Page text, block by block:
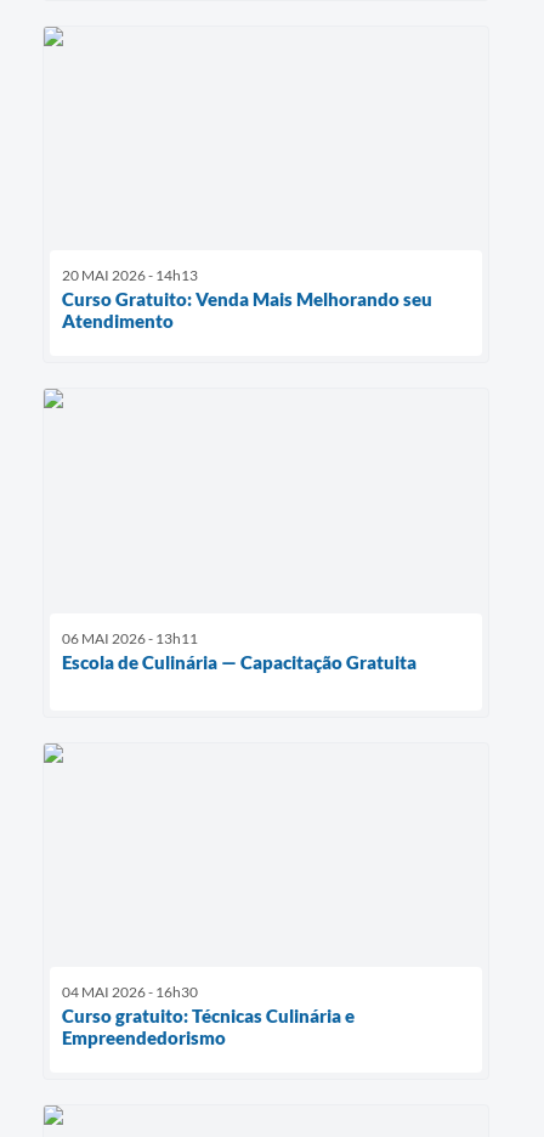
20 MAI 2026 - 14h13
Curso Gratuito: Venda Mais Melhorando seu
Atendimento
06 MAI 2026 - 13h11
Escola de Culinária — Capacitação Gratuita
04 MAI 2026 - 16h30
Curso gratuito: Técnicas Culinária e
Empreendedorismo